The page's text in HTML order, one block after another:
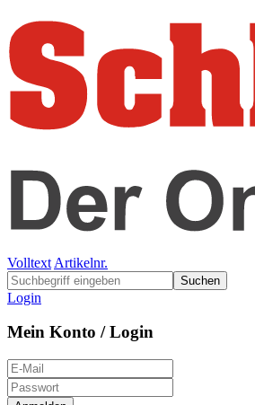
Volltext Artikelnr.
Suchen
Login
Mein Konto / Login